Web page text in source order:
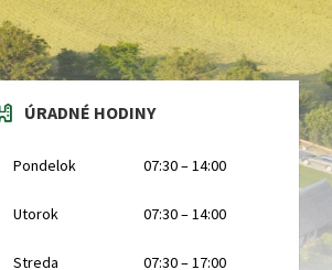
ÚRADNÉ HODINY
Pondelok 07:30 – 14:00
Utorok 07:30 – 14:00
Streda 07:30 – 17:00